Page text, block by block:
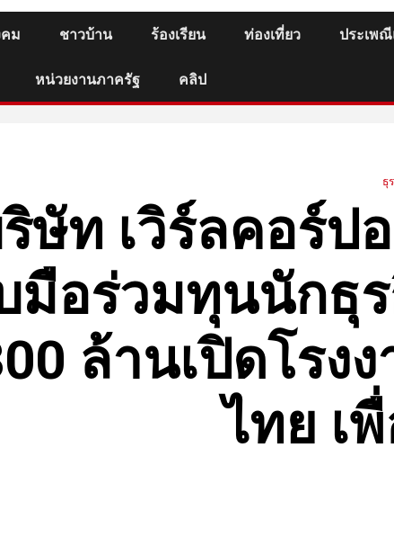
ม ชาวบ้าน ร้องเรียน ท่องเที่ยว ประเพ
หน่วยงานภาครัฐ คลิป
ธุ
ษัท เวิร์ลคอร์ป
มือร่วมทุนนักธุ
ล้านเปิดโรง
ไทย เ